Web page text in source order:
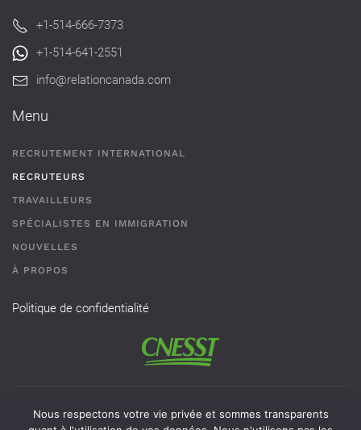
+1-514-666-7373
+1-514-641-2551
info@relationcanada.com
Menu
RECRUTEMENT INTERNATIONAL
RECRUTEURS
TRAVAILLEURS
SPÉCIALISTES EN IMMIGRATION
NOUVELLES
À PROPOS
Politique de confidentialité
Permis de recrutement # AR-2101593 - Une agence de
Nous respectons votre vie privée et sommes transparents